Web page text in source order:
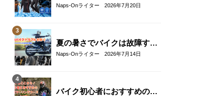
め22選！夏のツーリングを快
Naps-Onライター 2026年7月20日
夏の暑さでバイクは故障す
る？起こりやすいトラブルと
Naps-Onライター 2026年7月14日
バイク初心者におすすめの関